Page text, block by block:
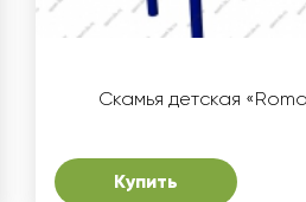
Скамья детская
Купить